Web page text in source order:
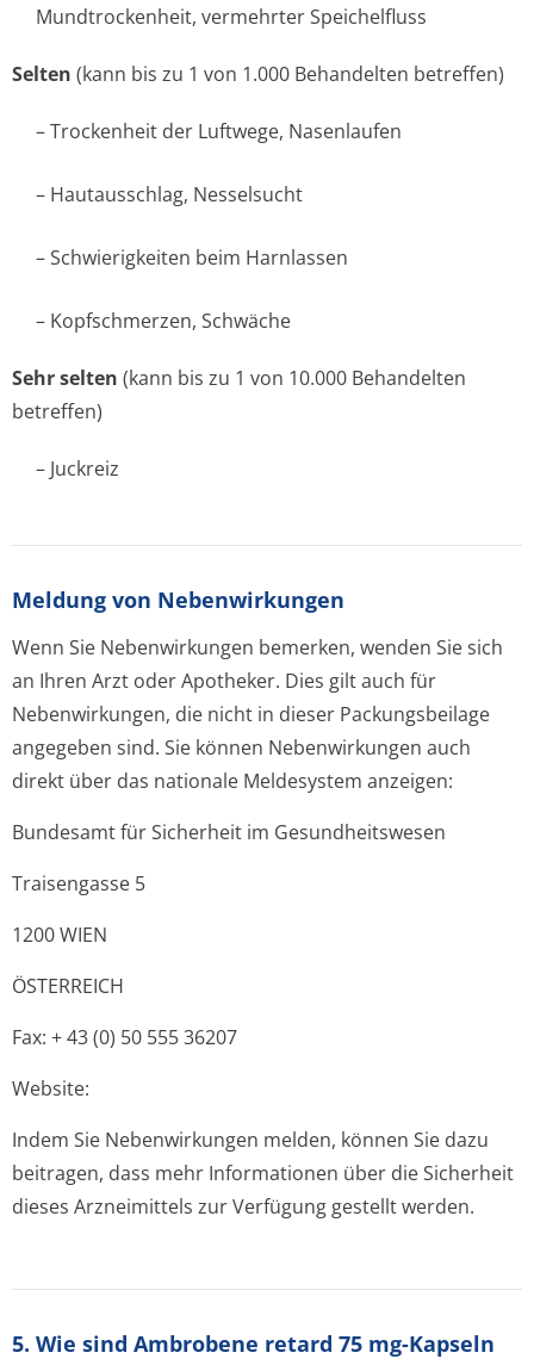
Mundtrockenheit, vermehrter Speichelfluss
Selten (kann bis zu 1 von 1.000 Behandelten betreffen)
– Trockenheit der Luftwege, Nasenlaufen
– Hautausschlag, Nesselsucht
– Schwierigkeiten beim Harnlassen
– Kopfschmerzen, Schwäche
Sehr selten (kann bis zu 1 von 10.000 Behandelten
betreffen)
– Juckreiz
Meldung von Nebenwirkungen
Wenn Sie Nebenwirkungen bemerken, wenden Sie sich
an Ihren Arzt oder Apotheker. Dies gilt auch für
Nebenwirkungen, die nicht in dieser Packungsbeilage
angegeben sind. Sie können Nebenwirkungen auch
direkt über das nationale Meldesystem anzeigen:
Bundesamt für Sicherheit im Gesundheitswesen
Traisengasse 5
1200 WIEN
ÖSTERREICH
Fax: + 43 (0) 50 555 36207
Website:
Indem Sie Nebenwirkungen melden, können Sie dazu
beitragen, dass mehr Informationen über die Sicherheit
dieses Arzneimittels zur Verfügung gestellt werden.
5. Wie sind Ambrobene retard 75 mg-Kapseln